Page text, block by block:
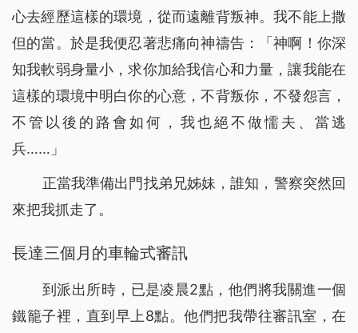
心去經歷這樣的環境，從而遠離背叛神。我不能上撒
但的當。於是我便忍著悲痛向神禱告：「神啊！你深
知我軟弱身量小，求你加給我信心和力量，讓我能在
這樣的環境中明白你的心意，不背叛你，不發怨言，
不管以後的路會如何，我也絕不做懦夫、當逃
兵……」
正當我準備出門找弟兄姊妹，誰知，警察突然回
來把我抓走了。
長達三個月的車輪式審訊
到派出所時，已是凌晨2點，他們將我關進一個
鐵籠子裡，直到早上8點。他們把我帶往審訊室，在